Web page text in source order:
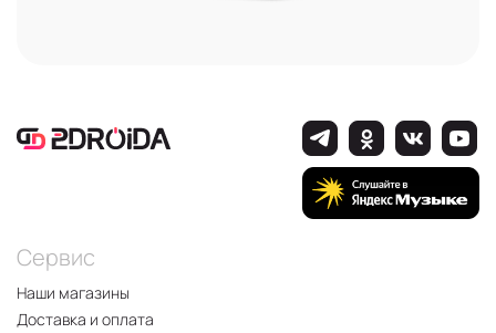
Сервис
Наши магазины
Доставка и оплата